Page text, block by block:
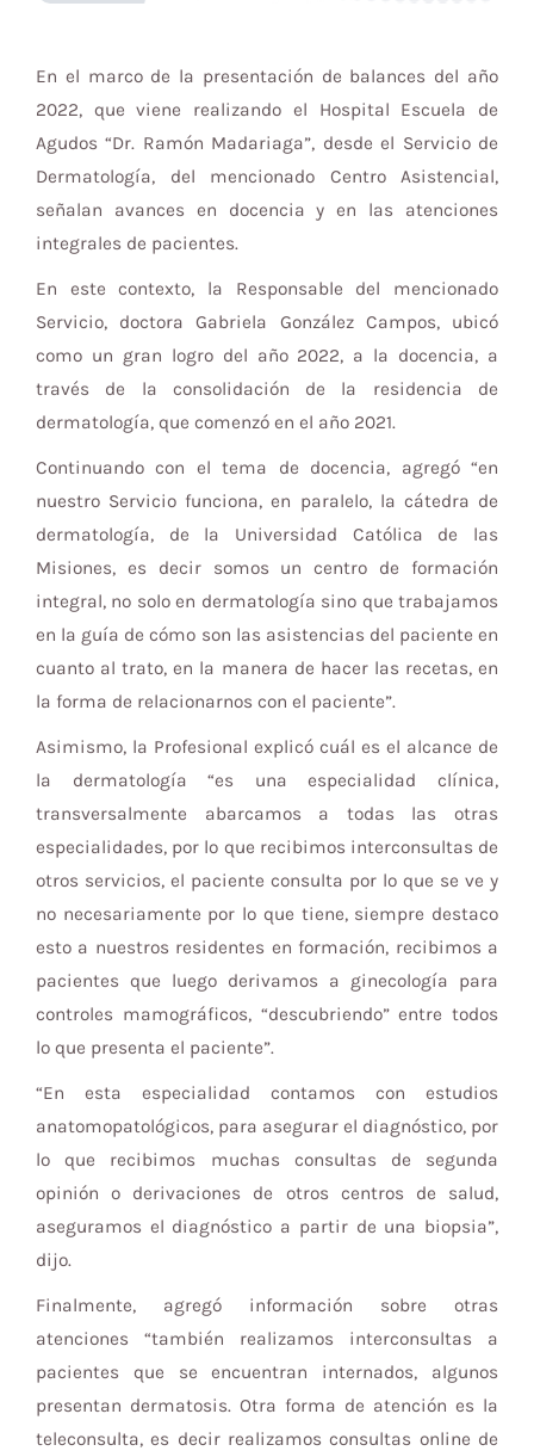
En el marco de la presentación de balances del año
2022, que viene realizando el Hospital Escuela de
Agudos “Dr. Ramón Madariaga”, desde el Servicio de
Dermatología, del mencionado Centro Asistencial,
señalan avances en docencia y en las atenciones
integrales de pacientes.
En este contexto, la Responsable del mencionado
Servicio, doctora Gabriela González Campos, ubicó
como un gran logro del año 2022, a la docencia, a
través de la consolidación de la residencia de
dermatología, que comenzó en el año 2021.
Continuando con el tema de docencia, agregó “en
nuestro Servicio funciona, en paralelo, la cátedra de
dermatología, de la Universidad Católica de las
Misiones, es decir somos un centro de formación
integral, no solo en dermatología sino que trabajamos
en la guía de cómo son las asistencias del paciente en
cuanto al trato, en la manera de hacer las recetas, en
la forma de relacionarnos con el paciente”.
Asimismo, la Profesional explicó cuál es el alcance de
la dermatología “es una especialidad clínica,
transversalmente abarcamos a todas las otras
especialidades, por lo que recibimos interconsultas de
otros servicios, el paciente consulta por lo que se ve y
no necesariamente por lo que tiene, siempre destaco
esto a nuestros residentes en formación, recibimos a
pacientes que luego derivamos a ginecología para
controles mamográficos, “descubriendo” entre todos
lo que presenta el paciente”.
“En esta especialidad contamos con estudios
anatomopatológicos, para asegurar el diagnóstico, por
lo que recibimos muchas consultas de segunda
opinión o derivaciones de otros centros de salud,
aseguramos el diagnóstico a partir de una biopsia”,
dijo.
Finalmente, agregó información sobre otras
atenciones “también realizamos interconsultas a
pacientes que se encuentran internados, algunos
presentan dermatosis. Otra forma de atención es la
teleconsulta, es decir realizamos consultas online de